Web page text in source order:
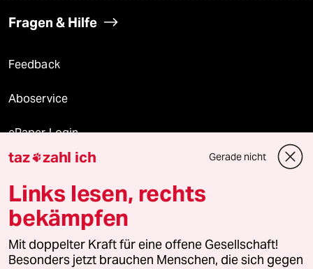
Fragen & Hilfe
Feedback
Aboservice
ePaper Login
Downloads für Abonnierende
© 2026 taz Verlags und Vertriebs GmbH
Alle Rechte vorbehalten. Bei rechtlichen Fragen oder für Genehmigungen
wenden Sie sich bitte an
lizenzen@taz.de
taz zahl ich Gerade nicht
Links lesen, rechts
bekämpfen
Mit doppelter Kraft für eine offene Gesellschaft!
Besonders jetzt brauchen Menschen, die sich gegen